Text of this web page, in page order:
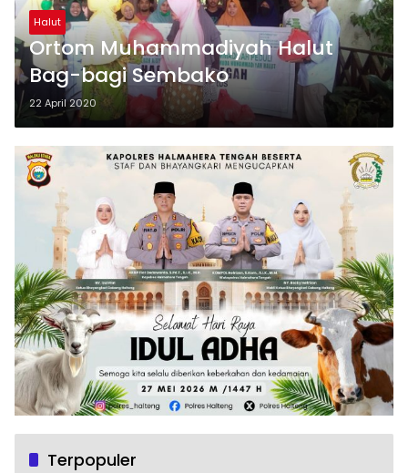
Halut
Ortom Muhammadiyah Halut
Bag-bagi Sembako
22 April 2020
Terpopuler